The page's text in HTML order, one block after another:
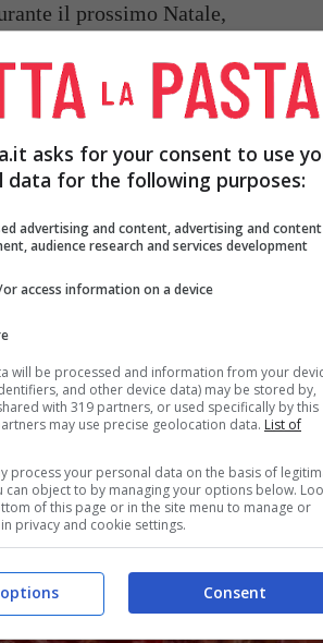
il prossimo Natale,
asks for your consent to use
data for the following purposes:
advertising and content, advertising and content
audience research and services development
access information on a device
will be processed and information from your
and other device data) may be stored by,
with 319 partners, or used specifically by this
may use precise geolocation data. List of
process your personal data on the basis of
can object to by managing your options below.
of this page or in the site menu to manage or
privacy and cookie settings.
Consent